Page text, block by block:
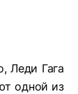
Леди Гага
одной из